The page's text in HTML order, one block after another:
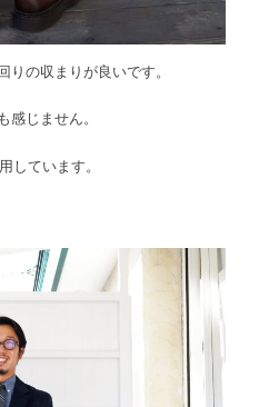
りの収まりが良いです。
感じません。
しています。